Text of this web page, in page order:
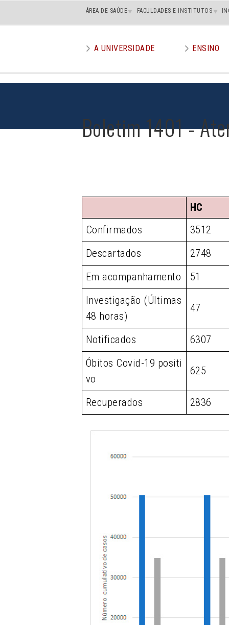
Main
superior
ÁREA DE SAÚDE FACULDADES E INSTITUTOS
menu
A UNIVERSIDADE ENSINO
Boletim 1401 -
HC
Confirmados
3512
Descartados
2748
Em acompanhamento
51
Investigação (Últimas
48 horas)
47
Notificados 6307
Óbitos Covid-19 positi
vo
625
Recuperados 2836